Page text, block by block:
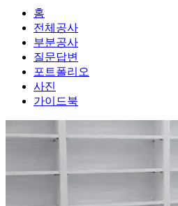
홈
전체공사
부분공사
질문답변
포트폴리오
사진
가이드북